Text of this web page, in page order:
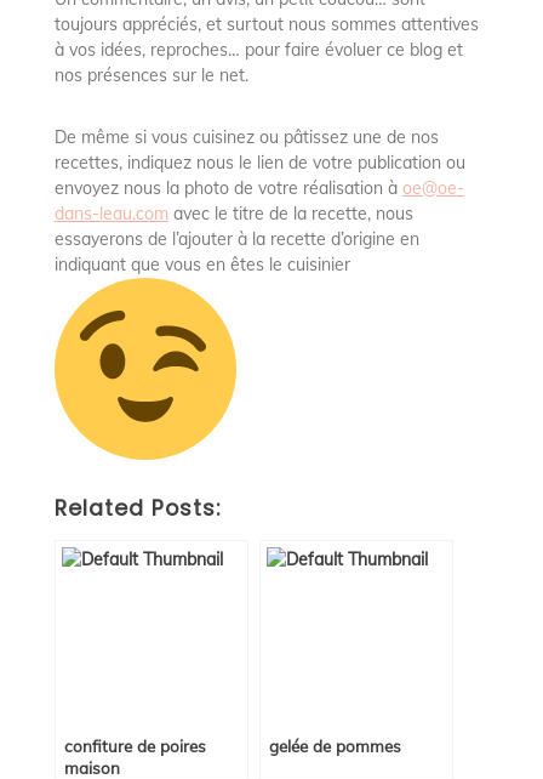
toujours appréciés, et surtout nous sommes attentives
à vos idées, reproches… pour faire évoluer ce blog et
nos présences sur le net.
De même si vous cuisinez ou pâtissez une de nos
recettes, indiquez nous le lien de votre publication ou
envoyez nous la photo de votre réalisation à oe@oe-
dans-leau.com avec le titre de la recette, nous
essayerons de l’ajouter à la recette d’origine en
indiquant que vous en êtes le cuisinier
Related Posts:
confiture de poires
maison
gelée de pommes